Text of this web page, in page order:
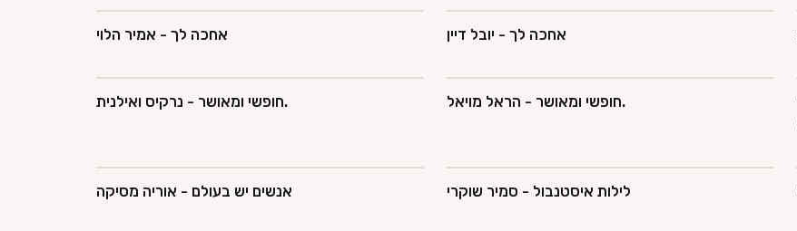
אחכה לך - אמיר הלוי
חופשי ומאושר - נרקיס ואילנית.
אנשים יש בעולם - אוריה מסיקה
אחכה לך - יובל דיין
חופשי ומאושר - הראל מויאל.
לילות איסטנבול - סמיר שוקרי